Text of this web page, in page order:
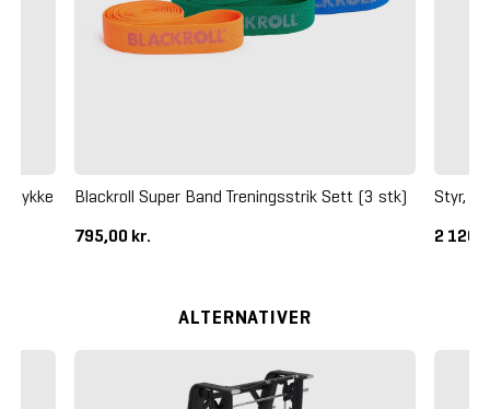
Blackroll Super Band Treningsstrik Sett (3 stk)
795,00 kr.
Styr,
2
ALTERNATIVER